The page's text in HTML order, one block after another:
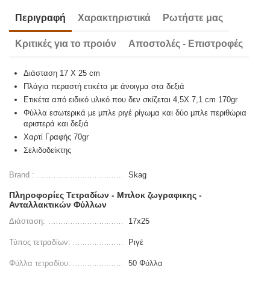
Περιγραφή Χαρακτηριστικά Ρωτήστε μας
Κριτικές για το προιόν Αποστολές - Επιστροφές
Διάσταση 17 Χ 25cm
Πλάγια περαστή ετικέτα με άνοιγμα στα δεξιά
Ετικέτα από ειδικό υλικό που δεν σκίζεται 4,5Χ 7,1cm 170gr
Φύλλα εσωτερικά με μπλε ριγέ ρίγωμα και δύο μπλε περιθώρια
αριστερά και δεξιά
Χαρτί Γραφής 70gr
Σελιδοδείκτης
Brand : Skag
Πληροφορίες Τετραδίων - Μπλοκ ζωγραφικης -
Ανταλλακτικών Φύλλων
Διάσταση: 17x25
Τύπος τετραδίων: Ριγέ
Φύλλα τετραδίου: 50 Φύλλα